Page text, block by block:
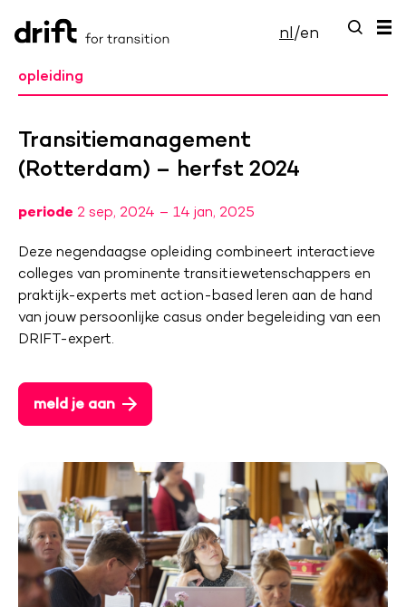
nl/en
opleiding
Transitiemanagement
(Rotterdam) – herfst 2024
periode 2 sep, 2024 – 14 jan, 2025
Deze negendaagse opleiding combineert interactieve
colleges van prominente transitiewetenschappers en
praktijk-experts met action-based leren aan de hand
van jouw persoonlijke casus onder begeleiding van een
DRIFT-expert.
meld je aan